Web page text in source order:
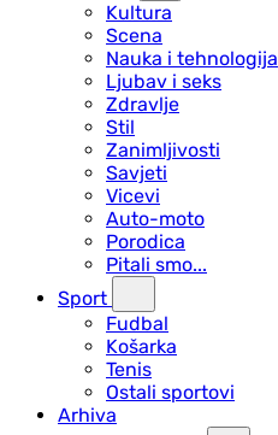
Kultura
Scena
Nauka i tehnologija
Ljubav i seks
Zdravlje
Stil
Zanimljivosti
Savjeti
Vicevi
Auto-moto
Porodica
Pitali smo...
Sport
Fudbal
Košarka
Tenis
Ostali sportovi
Arhiva